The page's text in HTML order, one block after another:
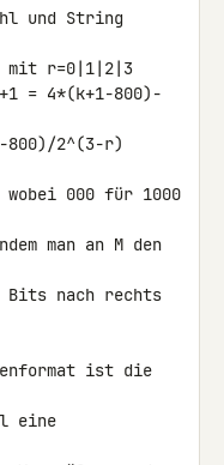
und String
mit r=0|1|2|3
= 4*(k+1-800)-
2^(3-r)
000 für 1000
man an M den
Bits nach rechts
ist die
eine